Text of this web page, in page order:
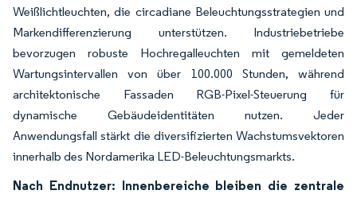
Weißlichtleuchten, die circadiane Beleuchtungsstrategien und
Markendifferenzierung unterstützen. Industriebetriebe
bevorzugen robuste Hochregalleuchten mit gemeldeten
Wartungsintervallen von über 100.000 Stunden, während
architektonische Fassaden RGB-Pixel-Steuerung für
dynamische Gebäudeidentitäten nutzen. Jeder
Anwendungsfall stärkt die diversifizierten Wachstumsvektoren
innerhalb des Nordamerika LED-Beleuchtungsmarkts.
Nach Endnutzer: Innenbereiche bleiben die zentrale